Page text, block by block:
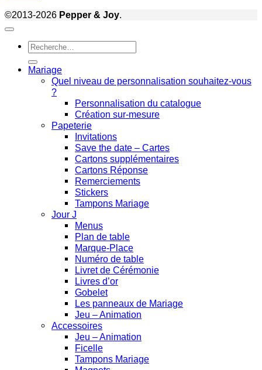
©2013-2026 Pepper & Joy.
Recherche
pour :
Mariage
Quel niveau de personnalisation souhaitez-vous
?
Personnalisation du catalogue
Création sur-mesure
Papeterie
Invitations
Save the date – Cartes
Cartons supplémentaires
Cartons Réponse
Remerciements
Stickers
Tampons Mariage
Jour J
Menus
Plan de table
Marque-Place
Numéro de table
Livret de Cérémonie
Livres d’or
Gobelet
Les panneaux de Mariage
Jeu – Animation
Accessoires
Jeu – Animation
Ficelle
Tampons Mariage